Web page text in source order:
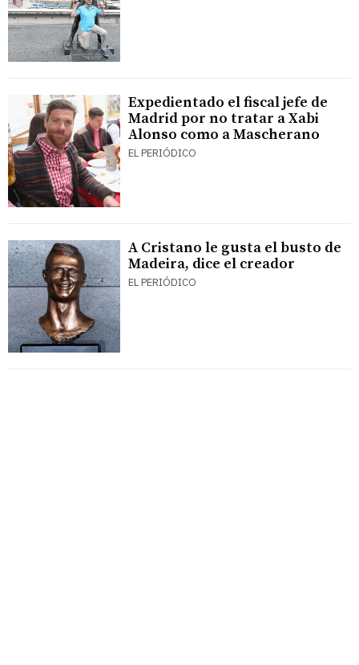
Expedientado el fiscal jefe de
Madrid por no tratar a Xabi
Alonso como a Mascherano
EL PERIÓDICO
A Cristano le gusta el busto de
Madeira, dice el creador
EL PERIÓDICO